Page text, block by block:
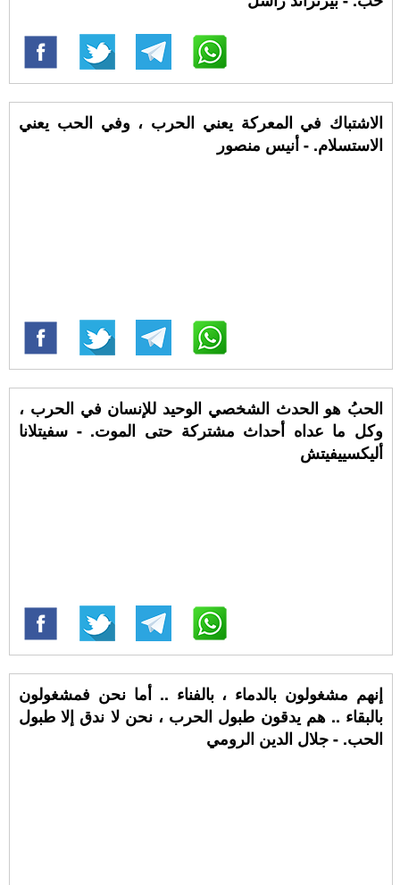
الاشتباك في المعركة يعني الحرب ، وفي الحب يعني
الاستسلام. - أنيس منصور
الحبُ هو الحدث الشخصي الوحيد للإنسان في الحرب ،
وكل ما عداه أحداث مشتركة حتى الموت. - سفيتلانا
أليكسييفيتش
‏إنهم مشغولون بالدماء ، بالفناء .. أما نحن فمشغولون
بالبقاء .. هم يدقون طبول الحرب ، نحن لا ندق إلا طبول
الحب. - جلال الدين الرومي